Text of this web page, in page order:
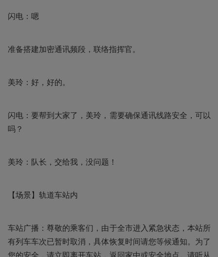
闪电：嗯
准备搭建加密通讯频段，联络指挥官。
美玲：好，好的。
闪电：要帮到大家了，美玲，需要确保通讯线路安全，可以
吗？
美玲：队长，交给我，没问题！
【场景】轨道车站内
车站广播：尊敬的乘客们，由于全市进入紧急状态，本站所
有列车车次已暂时取消，具体恢复时间请您等候通知。为了